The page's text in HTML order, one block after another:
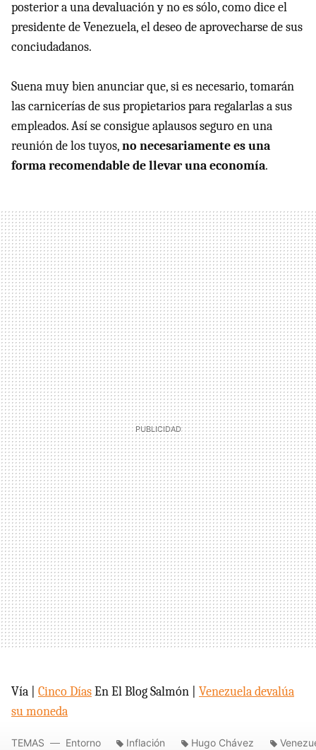
posterior a una devaluación y no es sólo, como dice el
presidente de Venezuela, el deseo de aprovecharse de sus
conciudadanos.
Suena muy bien anunciar que, si es necesario, tomarán
las carnicerías de sus propietarios para regalarlas a sus
empleados. Así se consigue aplausos seguro en una
reunión de los tuyos,no necesariamente es una
forma recomendable de llevar una economía.
Vía | Cinco DíasEn El Blog Salmón | Venezuela devalúa
su moneda
TEMAS Entorno Inflación Hugo Chávez